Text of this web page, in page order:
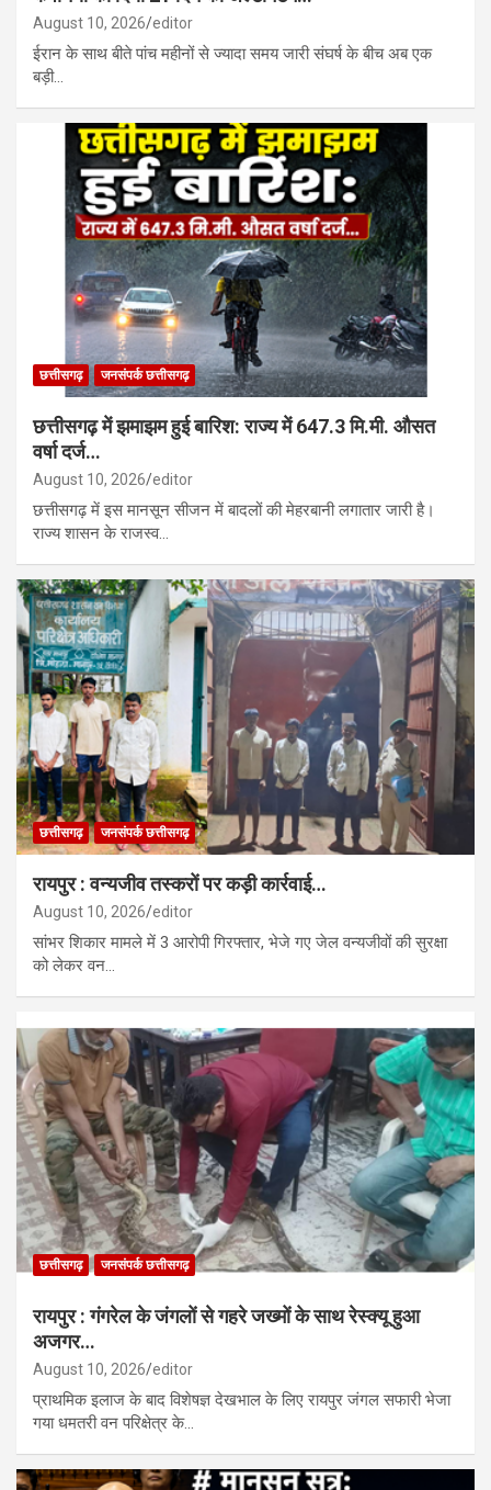
August 10, 2026 editor
ईरान के साथ बीते पांच महीनों से ज्यादा समय जारी संघर्ष के बीच अब एक
बड़ी…
छत्तीसगढ़ जनसंपर्क छत्तीसगढ़
छत्तीसगढ़ में झमाझम हुई बारिश: राज्य में 647.3 मि.मी. औसत
वर्षा दर्ज…
August 10, 2026 editor
छत्तीसगढ़ में इस मानसून सीजन में बादलों की मेहरबानी लगातार जारी है।
राज्य शासन के राजस्व…
छत्तीसगढ़ जनसंपर्क छत्तीसगढ़
रायपुर : वन्यजीव तस्करों पर कड़ी कार्रवाई…
August 10, 2026 editor
सांभर शिकार मामले में 3 आरोपी गिरफ्तार, भेजे गए जेल वन्यजीवों की सुरक्षा
को लेकर वन…
छत्तीसगढ़ जनसंपर्क छत्तीसगढ़
रायपुर : गंगरेल के जंगलों से गहरे जख्मों के साथ रेस्क्यू हुआ
अजगर…
August 10, 2026 editor
प्राथमिक इलाज के बाद विशेषज्ञ देखभाल के लिए रायपुर जंगल सफारी भेजा
गया धमतरी वन परिक्षेत्र के…